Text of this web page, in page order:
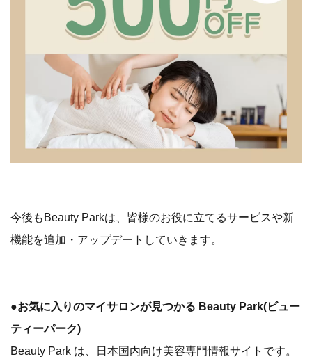
今後もBeauty Parkは、皆様のお役に立てるサービスや新
機能を追加・アップデートしていきます。
●お気に入りのマイサロンが見つかる Beauty Park(ビュー
ティーパーク)
Beauty Park は、日本国内向け美容専門情報サイトです。